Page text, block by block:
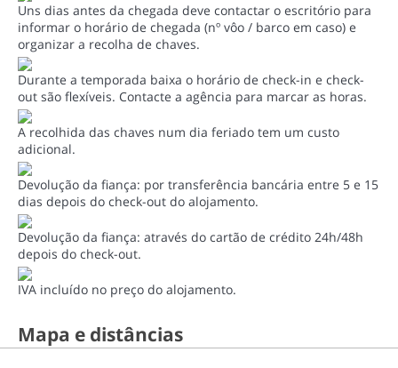
Uns dias antes da chegada deve contactar o escritório para
informar o horário de chegada (nº vôo / barco em caso) e
organizar a recolha de chaves.
Durante a temporada baixa o horário de check-in e check-
out são flexíveis. Contacte a agência para marcar as horas.
A recolhida das chaves num dia feriado tem um custo
adicional.
Devolução da fiança: por transferência bancária entre 5 e 15
dias depois do check-out do alojamento.
Devolução da fiança: através do cartão de crédito 24h/48h
depois do check-out.
IVA incluído no preço do alojamento.
Mapa e distâncias